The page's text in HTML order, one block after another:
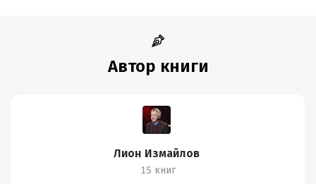
Автор книги
Лион Измайлов
15 книг